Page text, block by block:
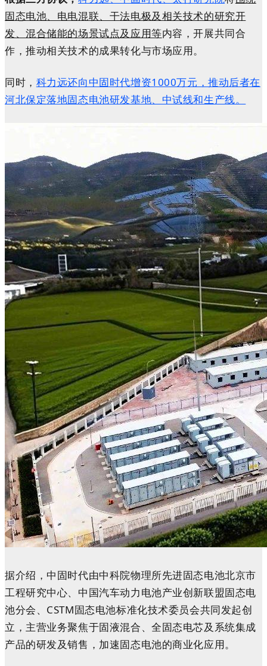
固态电池、电电混联、干法电极及相关技术的研究开
发、混合储能的场景试点及应用等内容，开展共同合
作，推动相关技术的成果转化与市场应用。
同时， 科力远还向中固时代增资1000万元，推动后者在
河北保定落地固态电池研发基地、中试线和生产线。
据介绍，中固时代由中科院物理所先进固态电池北京市
工程研究中心、中国汽车动力电池产业创新联盟固态电
池分会、CSTM固态电池标准化技术委员会共同发起创
立，主营业务聚焦于固液混合、全固态电芯及系统集成
产品的研发及销售，加速固态电池的商业化应用。